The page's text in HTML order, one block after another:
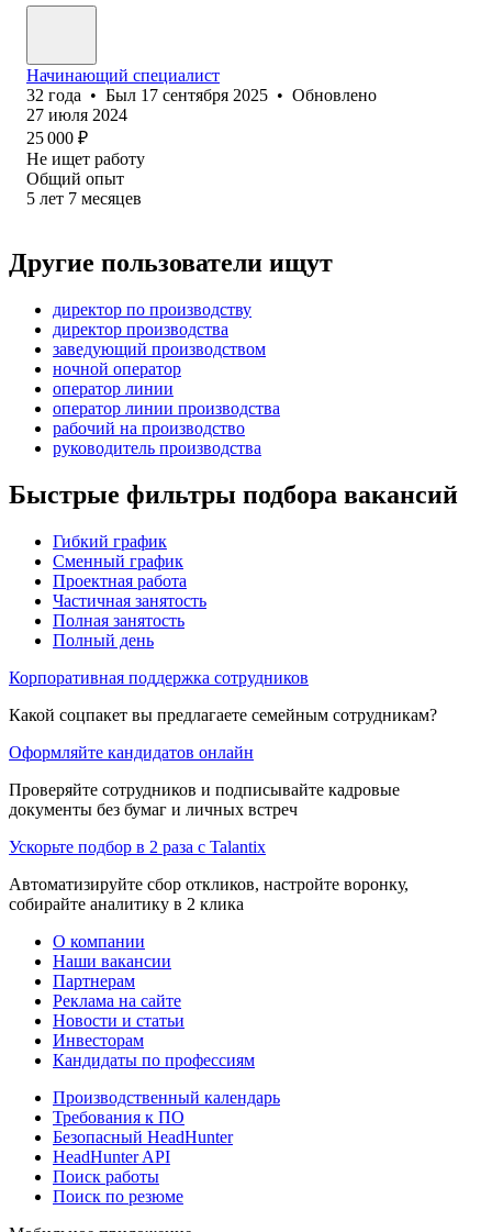
Начинающий специалист
32 года • Был 17 сентября 2025 • Обновлено
27 июля 2024
25 000 ₽
Не ищет работу
Общий опыт
5 лет 7 месяцев
Другие пользователи ищут
директор по производству
директор производства
заведующий производством
ночной оператор
оператор линии
оператор линии производства
рабочий на производство
руководитель производства
Быстрые фильтры подбора вакансий
Гибкий график
Сменный график
Проектная работа
Частичная занятость
Полная занятость
Полный день
Корпоративная поддержка сотрудников
Какой соцпакет вы предлагаете семейным сотрудникам?
Оформляйте кандидатов онлайн
Проверяйте сотрудников и подписывайте кадровые
документы без бумаг и личных встреч
Ускорьте подбор в 2 раза с Talantix
Автоматизируйте сбор откликов, настройте воронку,
собирайте аналитику в 2 клика
О компании
Наши вакансии
Партнерам
Реклама на сайте
Новости и статьи
Инвесторам
Кандидаты по профессиям
Производственный календарь
Требования к ПО
Безопасный HeadHunter
HeadHunter API
Поиск работы
Поиск по резюме